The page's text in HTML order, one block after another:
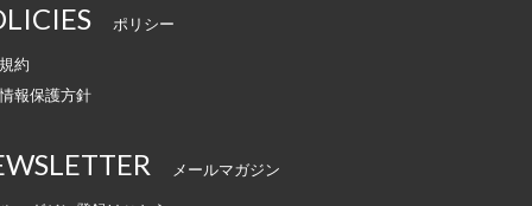
ポリシー
約
報保護方針
メールマガジン